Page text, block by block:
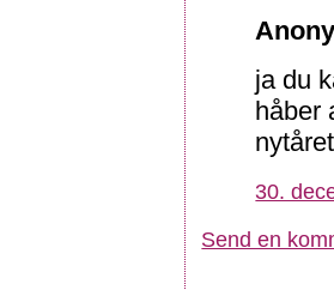
ja du
håber
30.
Send en